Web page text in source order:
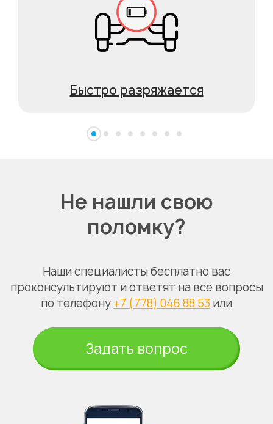
Быстро разряжается
Не нашли свою
поломку?
Наши специалисты бесплатно вас
проконсультируют и ответят на все вопросы
по телефону +7 (778) 046 88 53 или
Задать вопрос